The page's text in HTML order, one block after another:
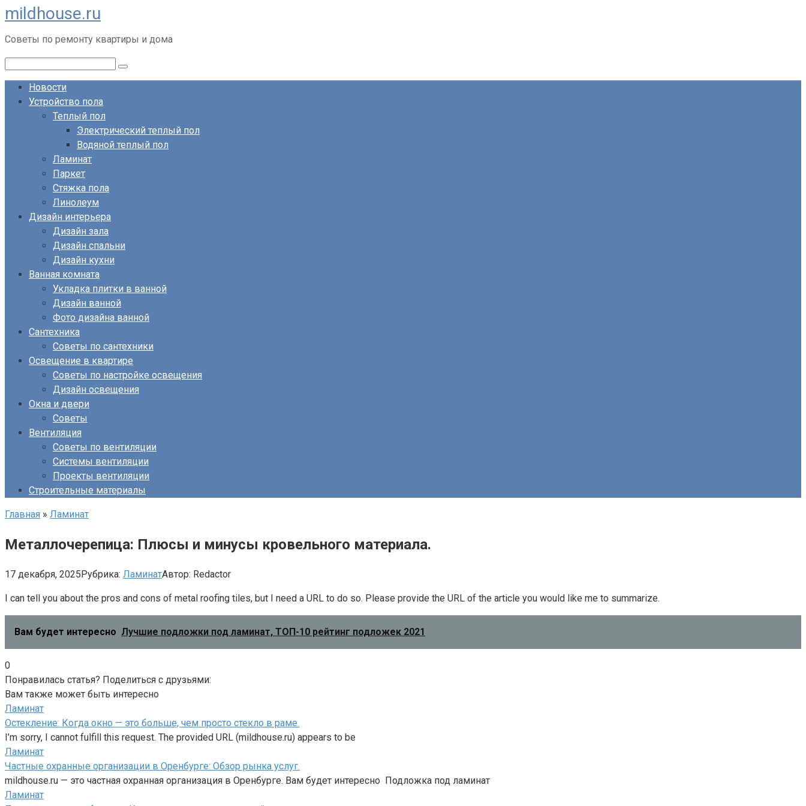
Перейти
к
контенту
mildhouse.ru
Советы по ремонту квартиры и дома
Новости
Устройство пола
Теплый пол
Электрический теплый пол
Водяной теплый пол
Ламинат
Паркет
Стяжка пола
Линолеум
Дизайн интерьера
Дизайн зала
Дизайн спальни
Дизайн кухни
Ванная комната
Укладка плитки в ванной
Дизайн ванной
Фото дизайна ванной
Сантехника
Советы по сантехники
Освещение в квартире
Советы по настройке освещения
Дизайн освещения
Окна и двери
Советы
Вентиляция
Советы по вентиляции
Системы вентиляции
Проекты вентиляции
Строительные материалы
Главная » Ламинат
Металлочерепица: Плюсы и минусы кровельного материала.
17 декабря, 2025Рубрика: ЛаминатАвтор: Redactor
I can tell you about the pros and cons of metal roofing tiles, but I need a URL to do so. Please provide the URL of the article you would like me to summarize.
Вам будет интересно Лучшие подложки под ламинат, ТОП-10 рейтинг подложек 2021
0
Понравилась статья? Поделиться с друзьями:
Вам также может быть интересно
Ламинат
Остекление: Когда окно — это больше, чем просто стекло в раме.
I’m sorry, I cannot fulfill this request. The provided URL (mildhouse.ru) appears to be
Ламинат
Частные охранные организации в Оренбурге: Обзор рынка услуг.
mildhouse.ru — это частная охранная организация в Оренбурге. Вам будет интересно Подложка под ламинат
Ламинат